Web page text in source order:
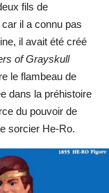
fils de
il a connu pas
il avait été créé
of Grayskull
le flambeau de
dans la préhistoire
du pouvoir de
sorcier He-Ro.